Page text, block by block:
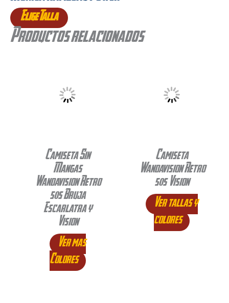
Elige Talla
Productos relacionados
Camiseta Sin
Mangas
Wandavision Retro
50s Bruja
Escarlatra y
Vision
Ver mas
Colores
Camiseta
Wandavision Retro
50s Vision
Ver tallas y
colores